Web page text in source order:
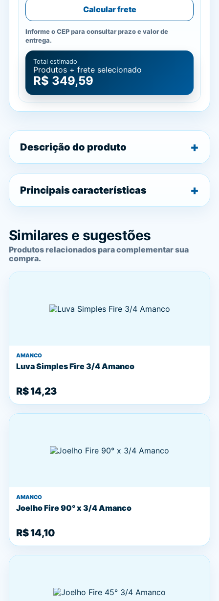
Calcular frete
Informe o CEP para consultar prazo e valor de
entrega.
Total estimado
Produtos + frete selecionado
R$ 349,59
Descrição do produto
Principais características
Similares e sugestões
Produtos relacionados para complementar sua
compra.
AMANCO
Luva Simples Fire 3/4 Amanco
R$ 14,23
AMANCO
Joelho Fire 90° x 3/4 Amanco
R$ 14,10